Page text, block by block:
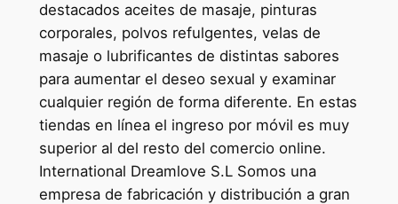
destacados aceites de masaje, pinturas
corporales, polvos refulgentes, velas de
masaje o lubrificantes de distintas sabores
para aumentar el deseo sexual y examinar
cualquier región de forma diferente. En estas
tiendas en línea el ingreso por móvil es muy
superior al del resto del comercio online.
International Dreamlove S.L Somos una
empresa de fabricación y distribución a gran